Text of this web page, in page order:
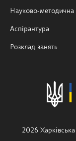
Науково-методична
Аспірантура
Розклад занять
2026